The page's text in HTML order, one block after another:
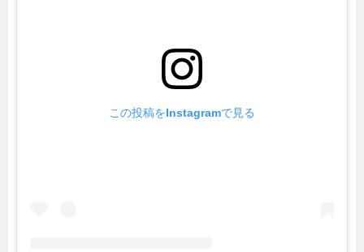
この投稿をInstagramで見る